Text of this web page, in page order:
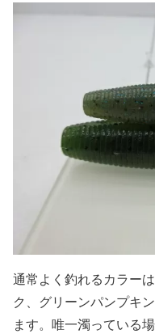
通常よく釣れるカラー
ク、グリーンパンプキ
ます。唯一濁っている